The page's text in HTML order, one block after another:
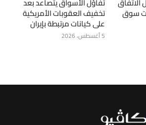
سوق تخفيف العقوبات الأمريكية
على كيانات مرتبطة بإيران
5 أغسطس، 2026